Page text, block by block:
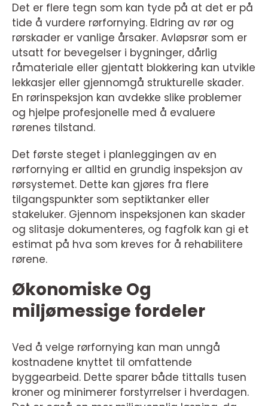
Det er flere tegn som kan tyde på at det er på
tide å vurdere rørfornying. Eldring av rør og
rørskader er vanlige årsaker. Avløpsrør som er
utsatt for bevegelser i bygninger, dårlig
råmateriale eller gjentatt blokkering kan utvikle
lekkasjer eller gjennomgå strukturelle skader.
En rørinspeksjon kan avdekke slike problemer
og hjelpe profesjonelle med å evaluere
rørenes tilstand.
Det første steget i planleggingen av en
rørfornying er alltid en grundig inspeksjon av
rørsystemet. Dette kan gjøres fra flere
tilgangspunkter som septiktanker eller
stakeluker. Gjennom inspeksjonen kan skader
og slitasje dokumenteres, og fagfolk kan gi et
estimat på hva som kreves for å rehabilitere
rørene.
Økonomiske Og
miljømessige fordeler
Ved å velge rørfornying kan man unngå
kostnadene knyttet til omfattende
byggearbeid. Dette sparer både tittalls tusen
kroner og minimerer forstyrrelser i hverdagen.